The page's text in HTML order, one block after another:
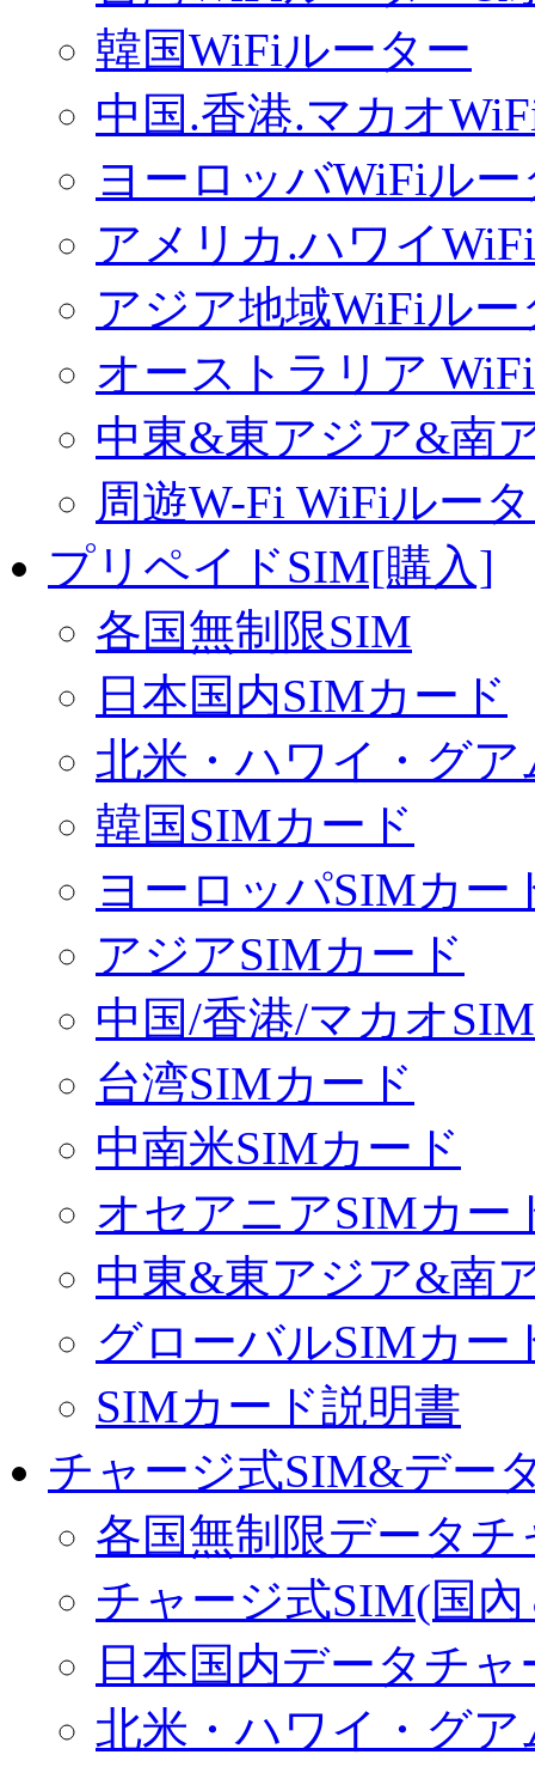
韓国WiFiルーター
中国.香港.マカオ
ヨーロッバWiFiルー
アメリカ.ハワイ
アジア地域WiFiルー
オーストラリア
中東&東アジア&南
周遊W-Fi WiFiルー
プリペイドSIM[購入]
各国無制限SIM
日本国内SIMカード
北米・ハワイ・グ
韓国SIMカード
ヨーロッパSIMカー
アジアSIMカード
中国/香港/マカオ
台湾SIMカード
中南米SIMカード
オセアニアSIMカー
中東&東アジア&南
グローバルSIMカー
SIMカード説明書
チャージ式SIM&デー
各国無制限データチ
チャージ式SIM(国
日本国内データチャ
北米・ハワイ・グ